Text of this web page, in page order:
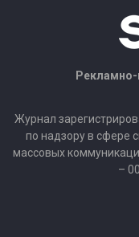
Журнал
по надзору в сфере
массовых
–